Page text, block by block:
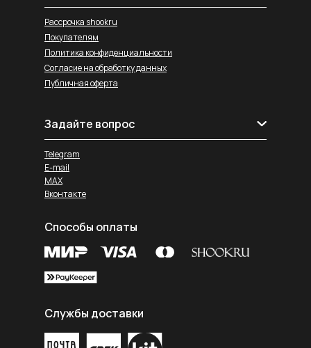
Рассрочка shookru
Покупателям
Политика конфиденциальности
Согласие на обработку данных
Публичная оферта
Задайте вопрос
Telegram
E-mail
MAX
Вконтакте
Службы доставки
Способы оплаты